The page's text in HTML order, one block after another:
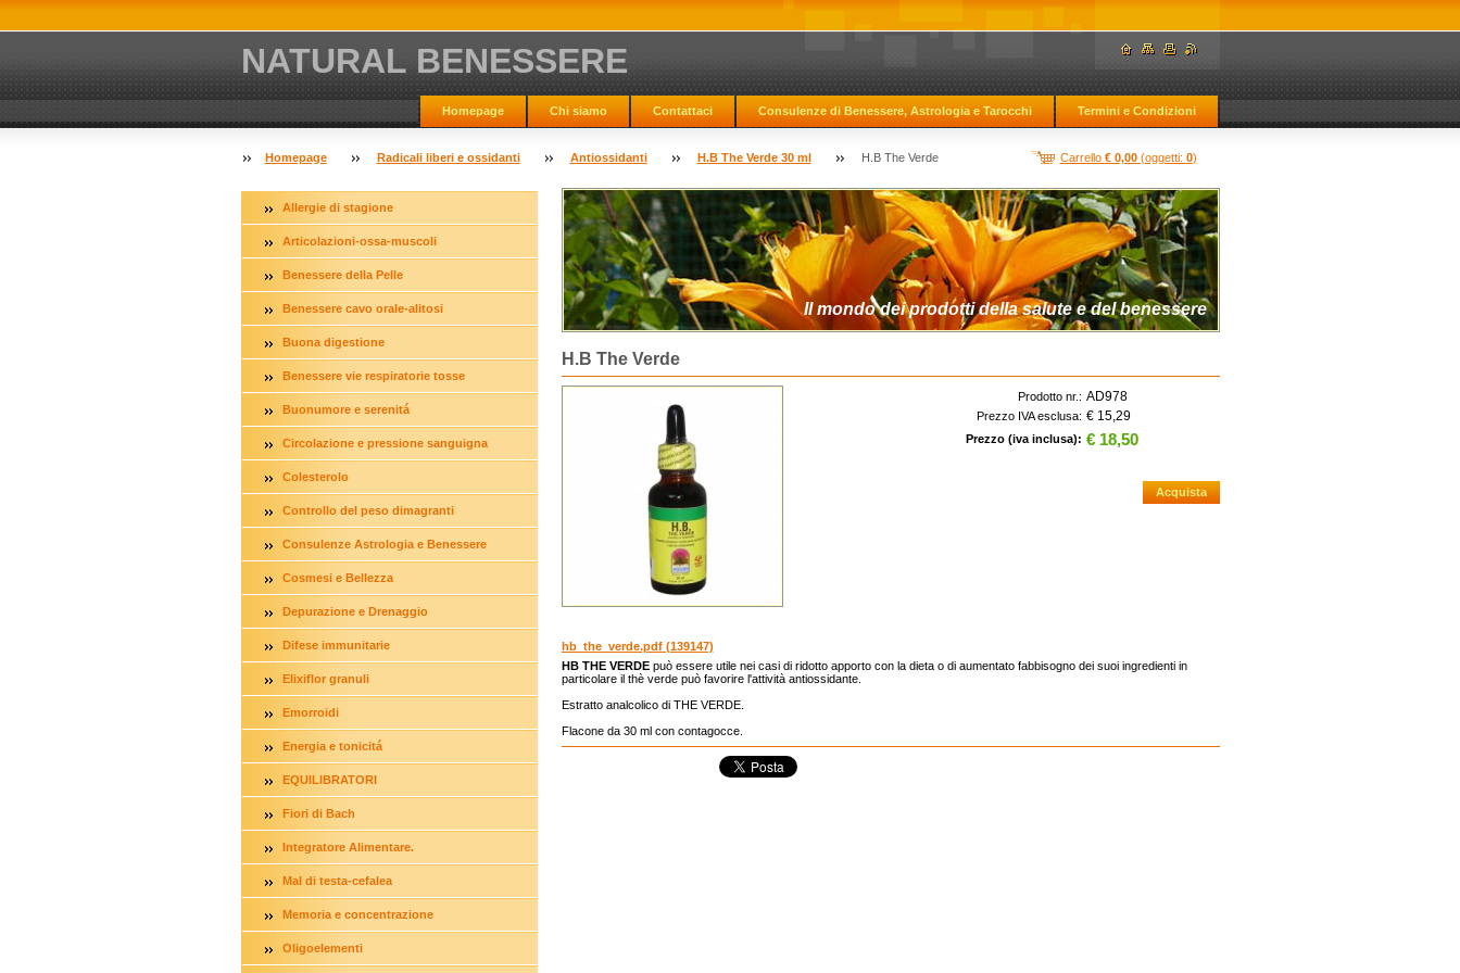
NATURAL BENESSERE
Homepage Chi siamo Contattaci Consulenze di Benessere, Astrologia e Tarocchi Termini e Condizioni
Carrello € 0,00(oggetti: 0)
Homepage Radicali liberi e ossidanti Antiossidanti H.B The Verde 30 ml H.B The Verde
Il mondo dei prodotti della salute e del benessere
H.B The Verde
Prodotto nr.: AD978
Prezzo IVA esclusa: € 15,29
Prezzo (iva inclusa): € 18,50
hb_the_verde.pdf (139147)
HB THE VERDEpuò essere utile nei casi di ridotto apporto con la dieta o di aumentato fabbisogno dei suoi ingredienti in
particolare il thè verde può favorire l'attività antiossidante.
Estratto analcolico di THE VERDE.
Flacone da 30 ml con contagocce.
Allergie di stagione
Articolazioni-ossa-muscoli
Benessere della Pelle
Benessere cavo orale-alitosi
Buona digestione
Benessere vie respiratorie tosse
Buonumore e serenitá
Circolazione e pressione sanguigna
Colesterolo
Controllo del peso dimagranti
Consulenze Astrologia e Benessere
Cosmesi e Bellezza
Depurazione e Drenaggio
Difese immunitarie
Elixiflor granuli
Emorroidi
Energia e tonicitá
EQUILIBRATORI
Fiori di Bach
Integratore Alimentare.
Mal di testa-cefalea
Memoria e concentrazione
Oligoelementi